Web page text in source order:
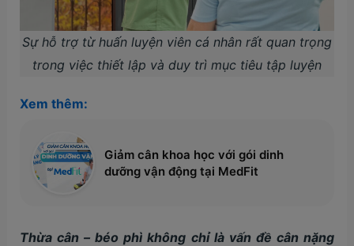
Sự hỗ trợ từ huấn luyện viên cá nhân rất quan trọng
trong việc thiết lập và duy trì mục tiêu tập luyện
Xem thêm:
Giảm cân khoa học với gói dinh
dưỡng vận động tại MedFit
Thừa cân – béo phì không chỉ là vấn đề cân nặng